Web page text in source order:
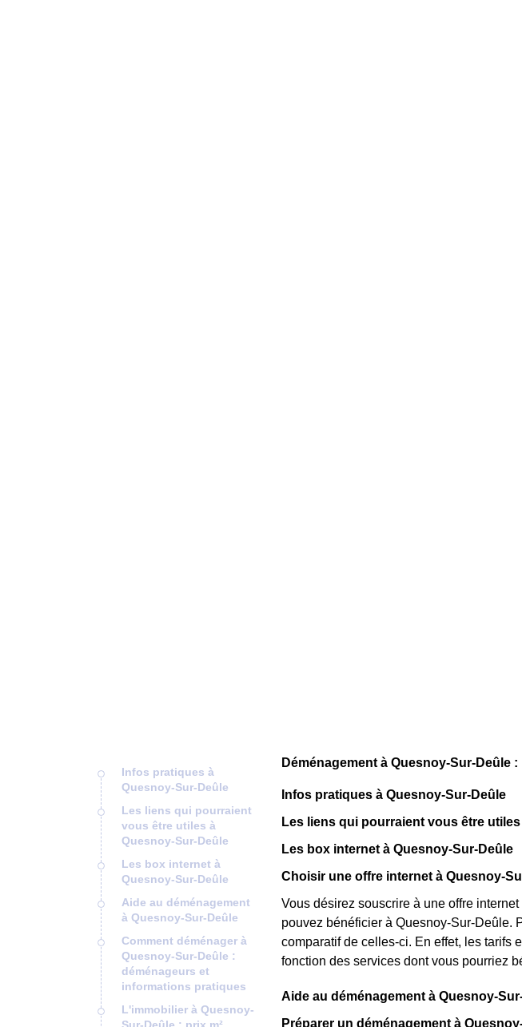
Infos pratiques à
Quesnoy-Sur-Deûle
Les liens qui pourraient
vous être utiles à
Quesnoy-Sur-Deûle
Les box internet à
Quesnoy-Sur-Deûle
Aide au déménagement
à Quesnoy-Sur-Deûle
Comment déménager à
Quesnoy-Sur-Deûle :
déménageurs et
informations pratiques
L'immobilier à Quesnoy-
Déménagement à Quesnoy-Sur-Deûle
Infos pratiques à Quesnoy-Sur-Deûle
Les liens qui pourraient vous être
Les box internet à Quesnoy-Sur-Deûle
Choisir une offre internet à Quesnoy-
Vous désirez souscrire à une offre
pouvez bénéficier à Quesnoy-Sur-Deûle.
comparatif de celles-ci. En effet, les tarifs
fonction des services dont vous pourriez
Aide au déménagement à Quesnoy-
Préparer un déménagement à